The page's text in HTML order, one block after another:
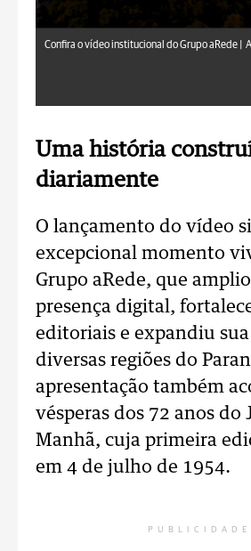
Confira o vídeo institucional do Grupo aRede |
Uma história
diariamente
O lançamento do vídeo
excepcional momento
Grupo aRede, que
presença digital,
editoriais e expandiu
diversas regiões do
apresentação também
vésperas dos 72 anos do
Manhã, cuja primeira
em 4 de julho de 1954.
PUBLICIDADE